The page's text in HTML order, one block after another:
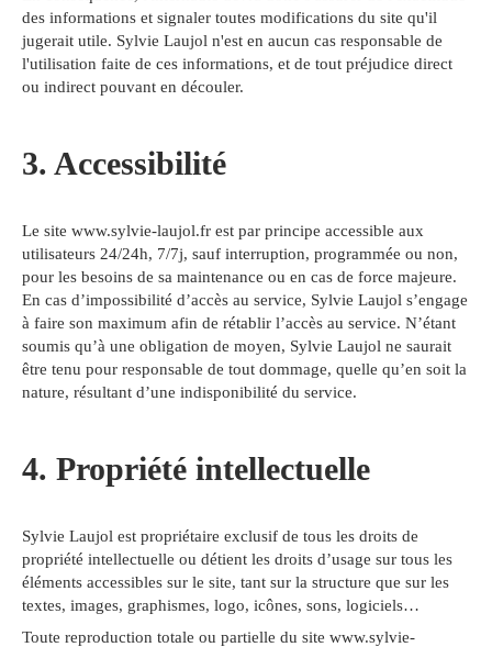
des informations et signaler toutes modifications du site qu'il
jugerait utile. Sylvie Laujol n'est en aucun cas responsable de
l'utilisation faite de ces informations, et de tout préjudice direct
ou indirect pouvant en découler.
3. Accessibilité
Le site www.sylvie-laujol.fr est par principe accessible aux
utilisateurs 24/24h, 7/7j, sauf interruption, programmée ou non,
pour les besoins de sa maintenance ou en cas de force majeure.
En cas d’impossibilité d’accès au service, Sylvie Laujol s’engage
à faire son maximum afin de rétablir l’accès au service. N’étant
soumis qu’à une obligation de moyen, Sylvie Laujol ne saurait
être tenu pour responsable de tout dommage, quelle qu’en soit la
nature, résultant d’une indisponibilité du service.
4. Propriété intellectuelle
Sylvie Laujol est propriétaire exclusif de tous les droits de
propriété intellectuelle ou détient les droits d’usage sur tous les
éléments accessibles sur le site, tant sur la structure que sur les
textes, images, graphismes, logo, icônes, sons, logiciels…
Toute reproduction totale ou partielle du site www.sylvie-